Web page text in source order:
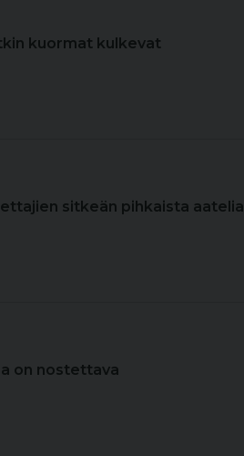
kuormat kulkevat
sitkeän pihkaista aatelia
on nostettava